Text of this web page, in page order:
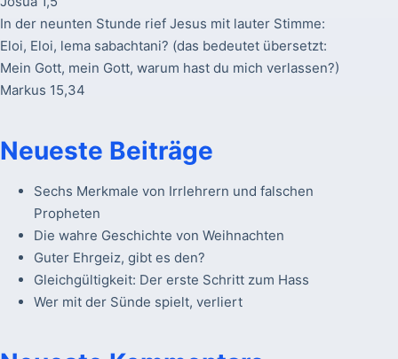
In der neunten Stunde rief Jesus mit lauter Stimme:
Eloi, Eloi, lema sabachtani? (das bedeutet übersetzt:
Mein Gott, mein Gott, warum hast du mich verlassen?)
Markus 15,34
Neueste Beiträge
Sechs Merkmale von Irrlehrern und falschen
Propheten
Die wahre Geschichte von Weihnachten
Guter Ehrgeiz, gibt es den?
Gleichgültigkeit: Der erste Schritt zum Hass
Wer mit der Sünde spielt, verliert